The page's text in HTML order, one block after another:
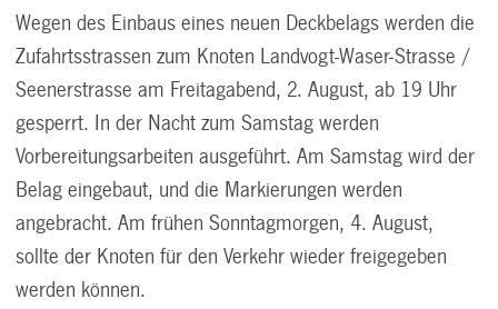
Wegen des Einbaus eines neuen Deckbelags werden die
Zufahrtsstrassen zum Knoten Landvogt-Waser-Strasse /
Seenerstrasse am Freitagabend, 2. August, ab 19 Uhr
gesperrt. In der Nacht zum Samstag werden
Vorbereitungsarbeiten ausgeführt. Am Samstag wird der
Belag eingebaut, und die Markierungen werden
angebracht. Am frühen Sonntagmorgen, 4. August,
sollte der Knoten für den Verkehr wieder freigegeben
werden können.